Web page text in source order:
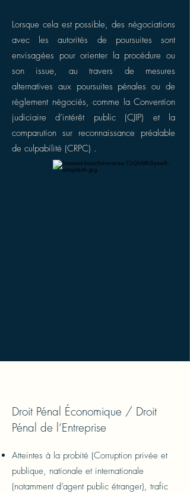
Lorsque cela est possible, des négociations
avec les autorités de poursuites sont
envisagées pour orienter la procédure ou
son issue, au travers de mesures
alternatives aux poursuites pénales ou de
règlement négociés, comme la Convention
judiciaire d’intérêt public (CJIP) et la
comparution sur reconnaissance préalable
de culpabilité (CRPC) .
Droit Pénal Économique / Droit
Pénal de l’Entreprise
Atteintes à la probité (Corruption privée et
publique, nationale et internationale
(notamment d’agent public étranger), trafic